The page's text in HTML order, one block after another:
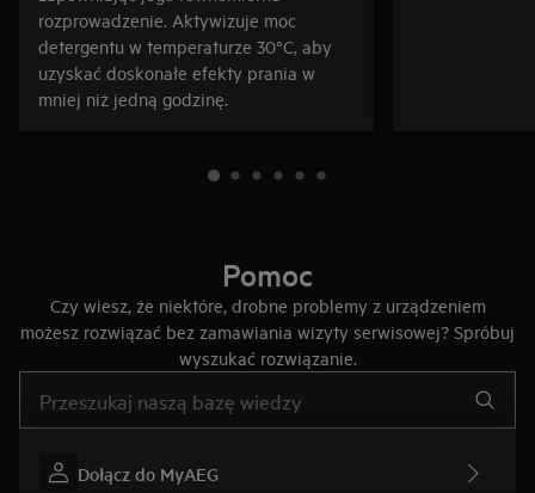
rozprowadzenie. Aktywizuje moc
detergentu w temperaturze 30°C, aby
uzyskać doskonałe efekty prania w
mniej niż jedną godzinę.
Pomoc
Czy wiesz, że niektóre, drobne problemy z urządzeniem
możesz rozwiązać bez zamawiania wizyty serwisowej? Spróbuj
wyszukać rozwiązanie.
Dołącz do MyAEG